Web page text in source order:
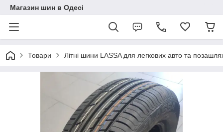
Магазин шин в Одесі
Товари Літні шини LASSA для легкових авто та